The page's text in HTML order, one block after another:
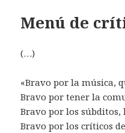
Menú de
(…)
«Bravo por la música,
Bravo por tener la
Bravo por los
Bravo por los críticos